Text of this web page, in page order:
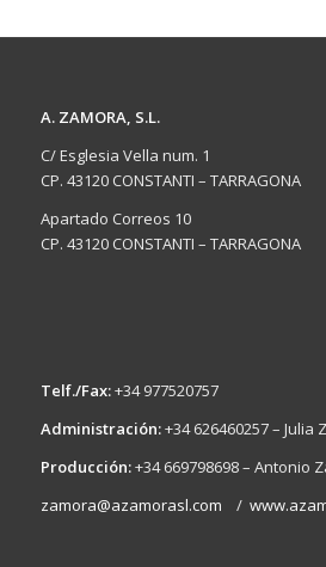
A. ZAMORA, S.L.
C/ Esglesia Vella num. 1
CP. 43120 CONSTANTI – TARRAGONA
Apartado Correos 10
CP. 43120 CONSTANTI – TARRAGONA
Telf./Fax:+34 977520757
Administración:+34 626460257 – Julia
Producción:+34 669798698 – Antonio
zamora@azamorasl.com /